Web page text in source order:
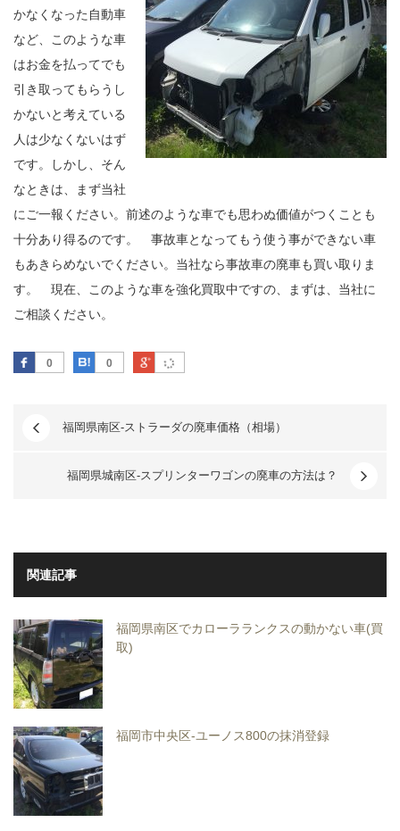
かなくなった自動車
など、このような車
はお金を払ってでも
引き取ってもらうし
かないと考えている
人は少なくないはず
です。しかし、そん
なときは、まず当社
にご一報ください。前述のような車でも思わぬ価値がつくことも
十分あり得るのです。 事故車となってもう使う事ができない車
もあきらめないでください。当社なら事故車の廃車も買い取りま
す。 現在、このような車を強化買取中ですの、まずは、当社に
ご相談ください。
0
Facebook 0
はてなブックマーク
Google Plus
福岡県南区-ストラーダの廃車価格（相場）
福岡県城南区-スプリンターワゴンの廃車の方法は？
関連記事
福岡県南区でカローラランクスの動かない車(買
取)
福岡市中央区-ユーノス800の抹消登録